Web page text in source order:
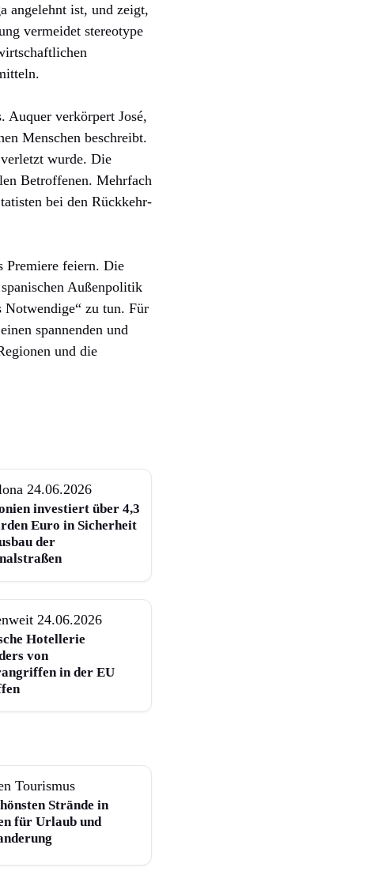
angelehnt ist, und zeigt,
vermeidet stereotype
Auquer verkörpert José,
Menschen beschreibt.
wurde. Die
Betroffenen. Mehrfach
bei den Rückkehr-
Premiere feiern. Die
Außenpolitik
Notwendige“ zu tun. Für
spannenden und
und die
24.06.2026
investiert über 4,3
Euro in Sicherheit
der
24.06.2026
Hotellerie
von
in der EU
Tourismus
Strände in
für Urlaub und